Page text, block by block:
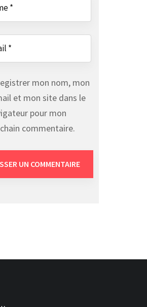
mon nom, mon
et mon site dans le
pour mon
commentaire.